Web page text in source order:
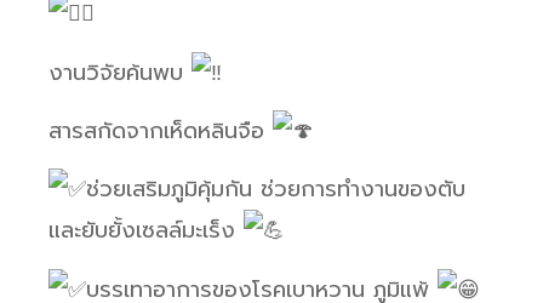
งานวิจัยค้นพบ
สารสกัดจากเห็ดหลินจือ
ช่วยเสริมภูมิคุ้มกัน ช่วยการทำงานของตับ
และยับยั้งเซลล์มะเร็ง
บรรเทาอาการของโรคเบาหวาน ภูมิแพ้